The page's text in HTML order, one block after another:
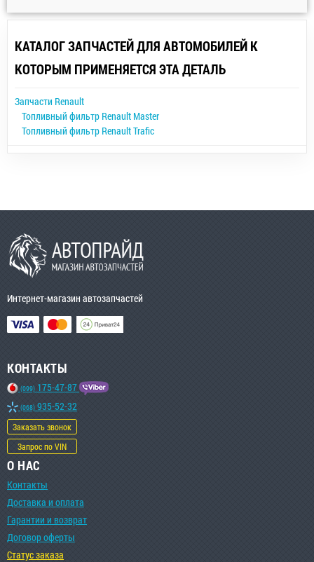
КАТАЛОГ ЗАПЧАСТЕЙ ДЛЯ АВТОМОБИЛЕЙ К
КОТОРЫМ ПРИМЕНЯЕТСЯ ЭТА ДЕТАЛЬ
Запчасти Renault
Топливный фильтр Renault Master
Топливный фильтр Renault Trafic
Интернет-магазин автозапчастей
КОНТАКТЫ
(099) 175-47-87
(068) 935-52-32
Заказать звонок
Запрос по VIN
О НАС
Контакты
Доставка и оплата
Гарантии и возврат
Договор оферты
Статус заказа